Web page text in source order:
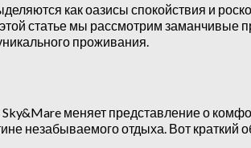
как оазисы спокойствия и
статье мы рассмотрим заманчивые
проживания.
меняет представление о
незабываемого отдыха. Вот краткий